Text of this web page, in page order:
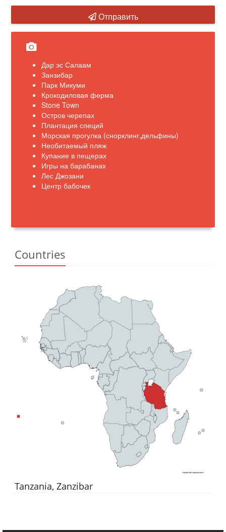
Отправить
Дар эс Салаам
Занзибар
Парк Микуми
Крокодиловая ферма
Stone Town
Остров черепах
Плантация специй
Морская прогулка (снорклинг,дельфины)
Необитаемый пляж
Купание в пещерах
Игры на барабанах
Лес Джозани
Центр бабочек
Countries
Tanzania, Zanzibar